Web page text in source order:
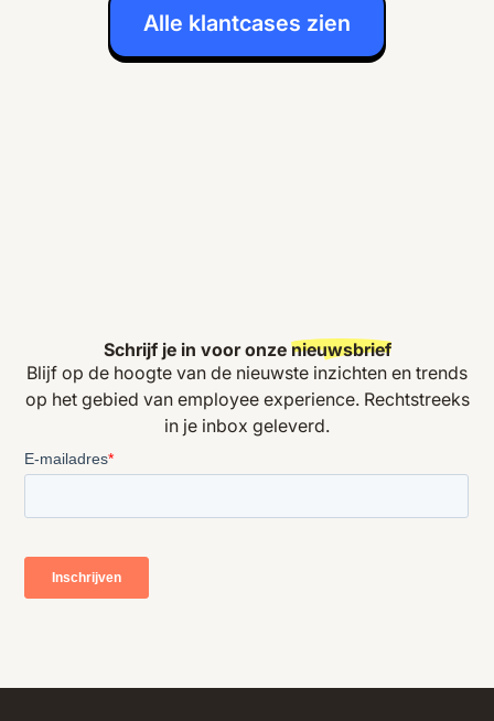
Alle klantcases zien
Schrijf je in voor onze nieuwsbrief
Blijf op de hoogte van de nieuwste inzichten en trends
op het gebied van employee experience. Rechtstreeks
in je inbox geleverd.